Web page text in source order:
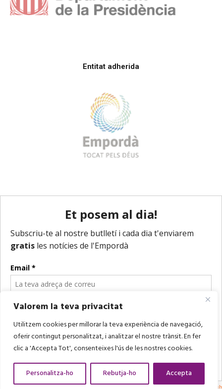
Valorem la teva privacitat
Utilitzem cookies per millorar la teva experiència de navegació,
oferir contingut personalitzat, i analitzar el nostre trànsit. En fer
clic a 'Accepta Tot', consenteixes l'ús de les nostres cookies.
Personalitza-ho Rebutja-ho Accepta
Entitat adherida